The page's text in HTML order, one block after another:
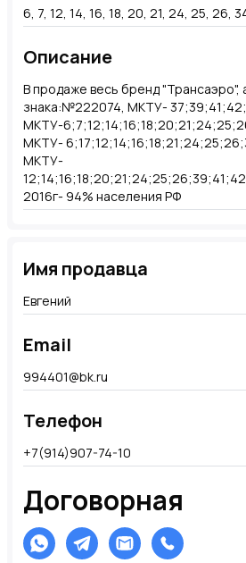
6, 7, 12, 14, 16, 18, 20, 21, 24, 25, 26,
Описание
В продаже весь бренд "Трансаэро",
знака:№222074, МКТУ-
МКТУ-
МКТУ-
МКТУ-
2016г- 94% населения РФ
Имя продавца
Евгений
Email
994401@bk.ru
Телефон
+7(914)907-74-10
Договорная